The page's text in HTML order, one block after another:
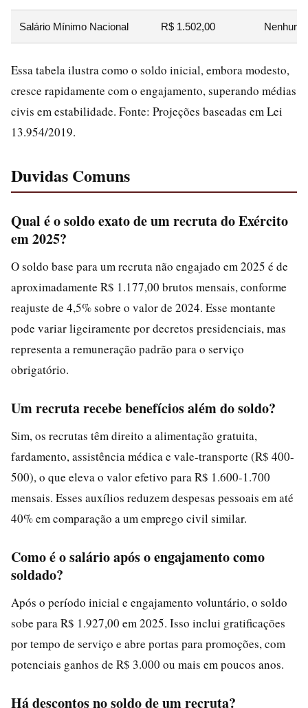
Salário Mínimo Nacional R$ 1.502,00 Nenhum
Essa tabela ilustra como o soldo inicial, embora modesto,
cresce rapidamente com o engajamento, superando médias
civis em estabilidade. Fonte: Projeções baseadas em Lei
13.954/2019.
Duvidas Comuns
Qual é o soldo exato de um recruta do Exército
em 2025?
O soldo base para um recruta não engajado em 2025 é de
aproximadamente R$ 1.177,00 brutos mensais, conforme
reajuste de 4,5% sobre o valor de 2024. Esse montante
pode variar ligeiramente por decretos presidenciais, mas
representa a remuneração padrão para o serviço
obrigatório.
Um recruta recebe benefícios além do soldo?
Sim, os recrutas têm direito a alimentação gratuita,
fardamento, assistência médica e vale-transporte (R$ 400-
500), o que eleva o valor efetivo para R$ 1.600-1.700
mensais. Esses auxílios reduzem despesas pessoais em até
40% em comparação a um emprego civil similar.
Como é o salário após o engajamento como
soldado?
Após o período inicial e engajamento voluntário, o soldo
sobe para R$ 1.927,00 em 2025. Isso inclui gratificações
por tempo de serviço e abre portas para promoções, com
potenciais ganhos de R$ 3.000 ou mais em poucos anos.
Há descontos no soldo de um recruta?